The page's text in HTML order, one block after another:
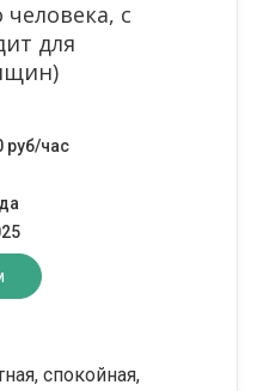
c
для
руб/час
спокойная,